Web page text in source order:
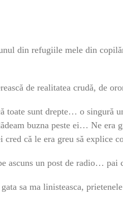
din refugiile mele din
de realitatea crudă, de
toate sunt drepte… o singură
buzna peste ei… Ne era
că le era greu să explice
ascuns un post de radio… pai
sa ma linisteasca,